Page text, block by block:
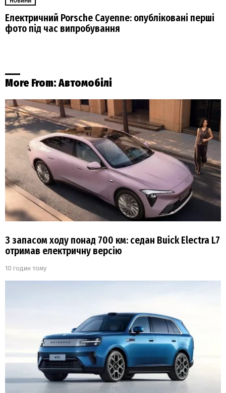
Електричний Porsche Cayenne: опубліковані перші
фото під час випробування
More From:Автомобілі
З запасом ходу понад 700 км: седан Buick Electra L7
отримав електричну версію
10 годин тому